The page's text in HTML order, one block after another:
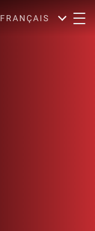
FRANÇAIS